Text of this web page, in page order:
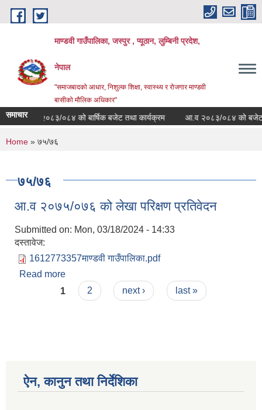
Skip to main content
माण्डवी गाउँपालिका, जस्पुर , प्यूठान, लुम्बिनी प्रदेश,
नेपाल
"समाजबादको आधार, निशुल्क शिक्षा, स्वास्थ्य र रोजगार माण्डवी
बासीको मौलिक अधिकार"
समाचार
आ.व २०८३/०८४ को बार्षिक बजेट तथा कार्यक्रम आ.व २०८३/०८४ को बजेट तथा
You are here
Home » ७५/७६
७५/७६
आ.व २०७५/०७६ को लेखा परिक्षण प्रतिवेदन
Submitted on: Mon, 03/18/2024 - 14:33
दस्तावेज:
1612773357माण्डवी गाउँपालिका.pdf
Read more
Pages
1 2 next › last »
ऐन, कानुन तथा निर्देशिका